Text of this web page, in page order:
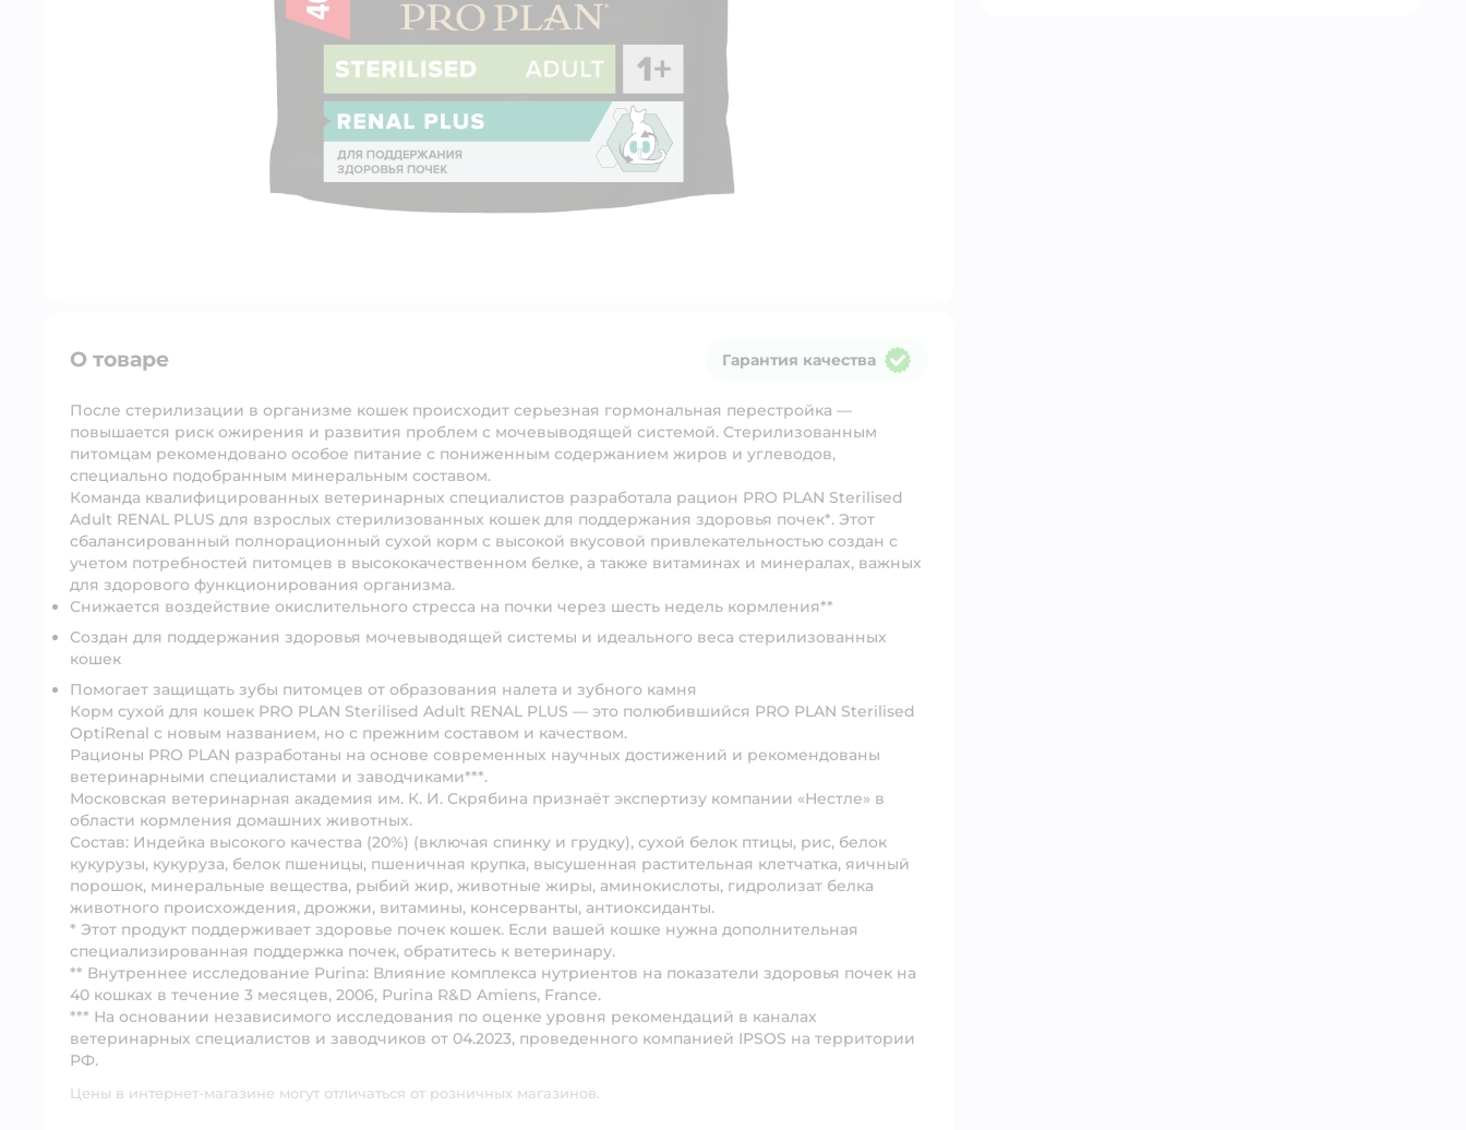
О товаре Гарантия качества
После стерилизации в организме кошек происходит серьезная гормональная перестройка —
повышается риск ожирения и развития проблем с мочевыводящей системой. Стерилизованным
питомцам рекомендовано особое питание с пониженным содержанием жиров и углеводов,
специально подобранным минеральным составом.
Команда квалифицированных ветеринарных специалистов разработала рацион PRO PLAN Sterilised
Adult RENAL PLUS для взрослых стерилизованных кошек для поддержания здоровья почек*. Этот
сбалансированный полнорационный сухой корм c высокой вкусовой привлекательностью создан с
учетом потребностей питомцев в высококачественном белке, а также витаминах и минералах, важных
для здорового функционирования организма.
Снижается воздействие окислительного стресса на почки через шесть недель кормления**
Создан для поддержания здоровья мочевыводящей системы и идеального веса стерилизованных
кошек
Помогает защищать зубы питомцев от образования налета и зубного камня
Корм сухой для кошек PRO PLAN Sterilised Adult RENAL PLUS — это полюбившийся PRO PLAN Sterilised
OptiRenal с новым названием, но с прежним составом и качеством.
Рационы PRO PLAN разработаны на основе современных научных достижений и рекомендованы
ветеринарными специалистами и заводчиками***.
Московская ветеринарная академия им. К. И. Скрябина признаёт экспертизу компании «Нестле» в
области кормления домашних животных.
Состав: Индейка высокого качества (20%) (включая спинку и грудку), сухой белок птицы, рис, белок
кукурузы, кукуруза, белок пшеницы, пшеничная крупка, высушенная растительная клетчатка, яичный
порошок, минеральные вещества, рыбий жир, животные жиры, аминокислоты, гидролизат белка
животного происхождения, дрожжи, витамины, консерванты, антиоксиданты.
* Этот продукт поддерживает здоровье почек кошек. Если вашей кошке нужна дополнительная
специализированная поддержка почек, обратитесь к ветеринару.
** Внутреннее исследование Purina: Влияние комплекса нутриентов на показатели здоровья почек на
40 кошках в течение 3 месяцев, 2006, Purina R&D Amiens, France.
*** На основании независимого исследования по оценке уровня рекомендаций в каналах
ветеринарных специалистов и заводчиков от 04.2023, проведенного компанией IPSOS на территории
РФ.
Цены в интернет-магазине могут отличаться от розничных магазинов.